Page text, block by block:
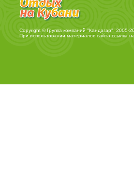
Copyright © Группа компаний "Кандагар", 2005-
При использовании материалов сайта ссылка на